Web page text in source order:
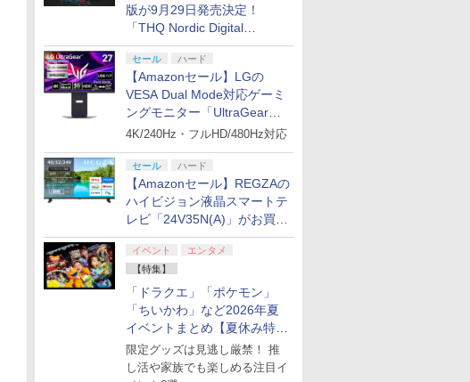
版が9月29日発売決定！
「THQ Nordic Digital
Showcase 2026」まとめ
セール ハード
【Amazonセール】LGの
VESA Dual Mode対応ゲーミ
ングモニター「UltraGear
27G850A-B」がお買い得！
4K/240Hz・フルHD/480Hz対応
セール ハード
【Amazonセール】REGZAの
ハイビジョン液晶スマートテ
レビ「24V35N(A)」がお買い
得！
イベント
エンタメ
【特集】
「ドラクエ」「ポケモン」
「ちいかわ」など2026年夏
イベントまとめ【夏休み特
集】
限定グッズは見逃し厳禁！ 推
し活や家族でも楽しめる注目イ